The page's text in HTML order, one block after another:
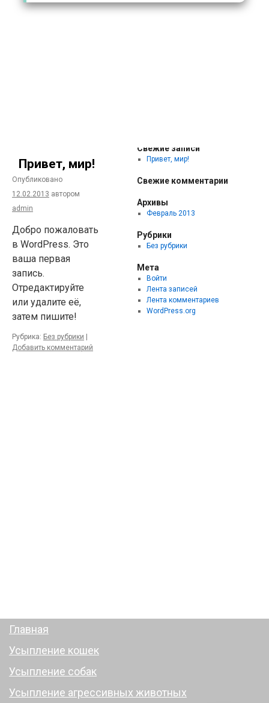
Привет, мир!
Опубликовано
12.02.2013 автором
admin
Добро пожаловать
в WordPress. Это
ваша первая
запись.
Отредактируйте
или удалите её,
затем пишите!
Рубрика: Без рубрики
Добавить комментарий
Свежие записи
Привет, мир!
Свежие комментарии
Архивы
Февраль 2013
Рубрики
Без рубрики
Мета
Войти
Лента записей
Лента комментариев
WordPress.org
Главная
Усыпление кошек
Усыпление собак
Усыпление агрессивных животных